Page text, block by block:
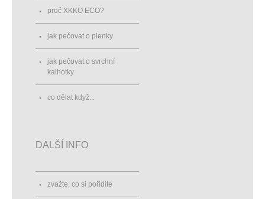
proč XKKO ECO?
jak pečovat o plenky
jak pečovat o svrchní
kalhotky
co dělat když...
DALŠÍ INFO
zvažte, co si pořídíte